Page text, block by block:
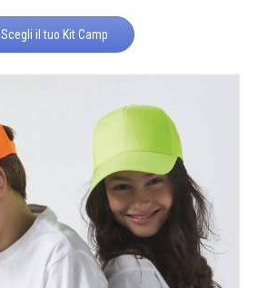
Scegli il tuo Kit Camp